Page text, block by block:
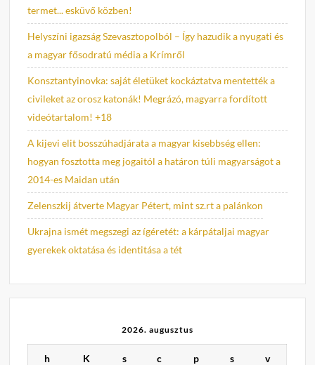
termet... esküvő közben!
Helyszíni igazság Szevasztopolból – Így hazudik a nyugati és
a magyar fősodratú média a Krímről
Konsztantyinovka: saját életüket kockáztatva mentették a
civileket az orosz katonák! Megrázó, magyarra fordított
videótartalom! +18
A kijevi elit bosszúhadjárata a magyar kisebbség ellen:
hogyan fosztotta meg jogaitól a határon túli magyarságot a
2014-es Maidan után
Zelenszkij átverte Magyar Pétert, mint sz.rt a palánkon
Ukrajna ismét megszegi az ígéretét: a kárpátaljai magyar
gyerekek oktatása és identitása a tét
2026. augusztus
h K s c p s v